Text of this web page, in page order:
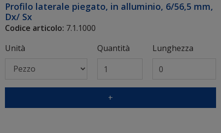
Profilo laterale piegato, in alluminio, 6/56,5 mm,
Dx/ Sx
Codice articolo: 7.1.1000
Unità
Quantità Lunghezza
+